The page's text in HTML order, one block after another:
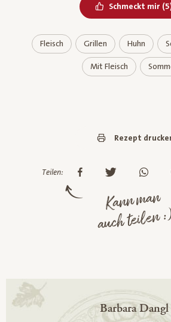
Schmeckt mir (5
Fleisch Grillen Huhn
Mit Fleisch
Rezept
Teilen:
Kann man
auch teilen
Barbara Dangl